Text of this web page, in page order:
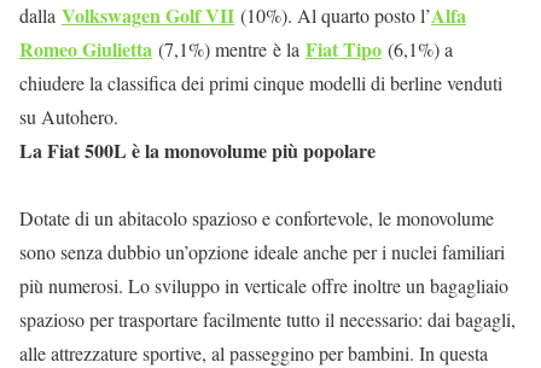
dalla Volkswagen Golf VII (10%). Al quarto posto l’Alfa
Romeo Giulietta (7,1%) mentre è la Fiat Tipo (6,1%) a
chiudere la classifica dei primi cinque modelli di berline venduti
su Autohero.
La Fiat 500L è la monovolume più popolare
Dotate di un abitacolo spazioso e confortevole, le monovolume
sono senza dubbio un’opzione ideale anche per i nuclei familiari
più numerosi. Lo sviluppo in verticale offre inoltre un bagagliaio
spazioso per trasportare facilmente tutto il necessario: dai bagagli,
alle attrezzature sportive, al passeggino per bambini. In questa